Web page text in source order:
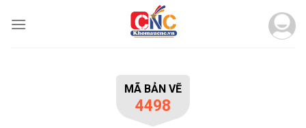
MÃ BẢN VẼ
4498